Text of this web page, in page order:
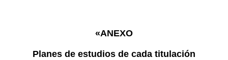
«ANEXO
Planes de estudios de cada titulación